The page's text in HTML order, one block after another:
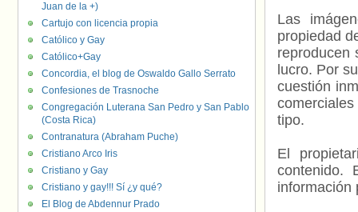
Las
propiedad
reproducen
lucro. Por
cuestión
tipo.
El
contenido.
información
Juan de la +)
Cartujo con licencia propia
Católico y Gay
Católico+Gay
Concordia, el blog de Oswaldo Gallo Serrato
Confesiones de Trasnoche
Congregación Luterana San Pedro y San Pablo
(Costa Rica)
Contranatura (Abraham Puche)
Cristiano Arco Iris
Cristiano y Gay
Cristiano y gay!!! Sí ¿y qué?
El Blog de Abdennur Prado